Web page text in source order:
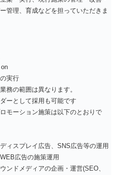
管理、育成などを担っていただきま
実行
務の範囲は異なります。
ーとして採用も可能です
モーション施策は以下のとおりで
ィスプレイ広告、SNS広告等の運用
広告の施策運用
ンドメディアの企画・運営(SEO、